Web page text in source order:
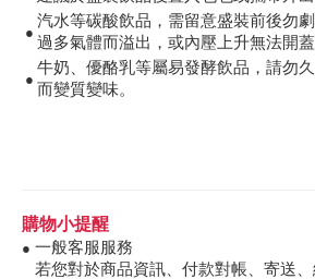
●
汽水等碳酸飲品，需留意盛裝前後勿
過多氣體而溢出，或內壓上升無法開蓋
●
牛奶、優酪乳等屬易發酵飲品，請勿
而變質變味。
購物小提醒
● 一般客服服務
若您對於商品資訊、付款對帳、寄送